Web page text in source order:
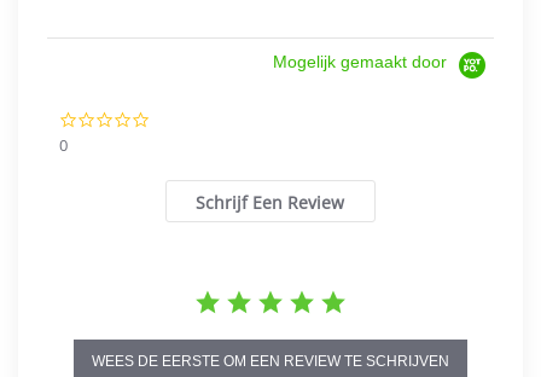
Mogelijk gemaakt door
0
Schrijf Een Review
WEES DE EERSTE OM EEN REVIEW TE SCHRIJVEN